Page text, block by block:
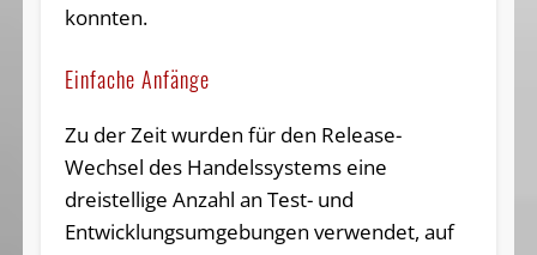
konnten.
Einfache Anfänge
Zu der Zeit wurden für den Release-
Wechsel des Handelssystems eine
dreistellige Anzahl an Test- und
Entwicklungsumgebungen verwendet, auf